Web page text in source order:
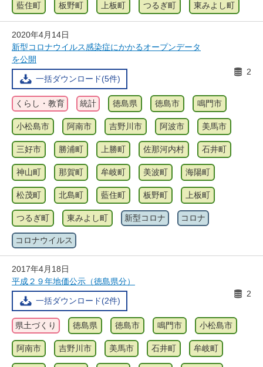
藍住町 板野町 上板町 つるぎ町 東みよし町
2020年4月14日
新型コロナウイルス感染症にかかるオープンデータ
を公開
一括ダウンロード(5件)
2
くらし・教育 統計 徳島県 徳島市 鳴門市
小松島市 阿南市 吉野川市 阿波市 美馬市
三好市 勝浦町 上勝町 佐那河内村 石井町
神山町 那賀町 牟岐町 美波町 海陽町
松茂町 北島町 藍住町 板野町 上板町
つるぎ町 東みよし町 新型コロナ コロナ
コロナウイルス
2017年4月18日
平成２９年地価公示（徳島県分）
一括ダウンロード(2件)
2
県土づくり 徳島県 徳島市 鳴門市 小松島市
阿南市 吉野川市 美馬市 石井町 牟岐町